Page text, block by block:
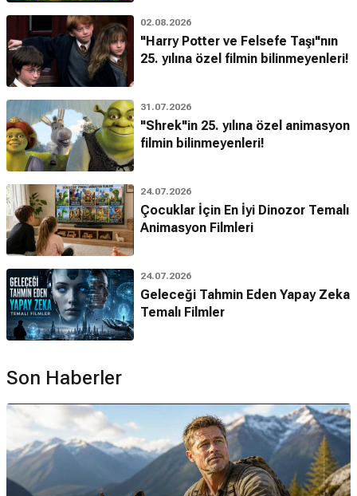
02.08.2026
"Harry Potter ve Felsefe Taşı"nın
25. yılına özel filmin bilinmeyenleri!
31.07.2026
"Shrek"in 25. yılına özel animasyon
filmin bilinmeyenleri!
24.07.2026
Çocuklar İçin En İyi Dinozor Temalı
Animasyon Filmleri
24.07.2026
Geleceği Tahmin Eden Yapay Zeka
Temalı Filmler
Son Haberler